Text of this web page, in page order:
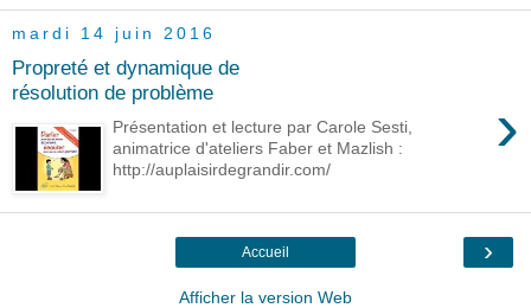
mardi 14 juin 2016
Propreté et dynamique de
résolution de problème
›
Présentation et lecture par Carole Sesti,
animatrice d'ateliers Faber et Mazlish :
http://auplaisirdegrandir.com/
›
Accueil
Afficher la version Web